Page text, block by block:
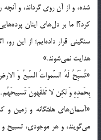
شده، و از آن روى گرداند، و
كرد؟! ما بر دل‌هاى اينان
سنگينى قرار داده‌ايم؛ از اين
هدايت نمى‌شوند.»
«تُسَبِّحُ لَهُ السَّمواتُ السَّبعُ وَ
بِحَمدِهِ وَ لكِن لا تَفقَهونَ تَسبيحَهُم…»
«آسمان‌هاى هفتگانه و زمين و
مى‌گويند، و هر موجودى، تسبيح